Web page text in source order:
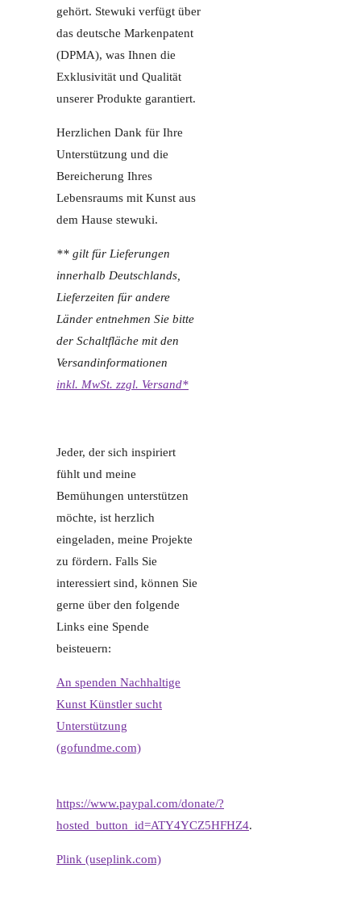
gehört. Stewuki verfügt über
das deutsche Markenpatent
(DPMA), was Ihnen die
Exklusivität und Qualität
unserer Produkte garantiert.
Herzlichen Dank für Ihre
Unterstützung und die
Bereicherung Ihres
Lebensraums mit Kunst aus
dem Hause stewuki.
** gilt für Lieferungen
innerhalb Deutschlands,
Lieferzeiten für andere
Länder entnehmen Sie bitte
der Schaltfläche mit den
Versandinformationen
inkl. MwSt. zzgl. Versand*
Jeder, der sich inspiriert
fühlt und meine
Bemühungen unterstützen
möchte, ist herzlich
eingeladen, meine Projekte
zu fördern. Falls Sie
interessiert sind, können Sie
gerne über den folgende
Links eine Spende
beisteuern:
An spenden Nachhaltige
Kunst Künstler sucht
Unterstützung
(gofundme.com)
https://www.paypal.com/donate/?
hosted_button_id=ATY4YCZ5HFHZ4.
Plink (useplink.com)